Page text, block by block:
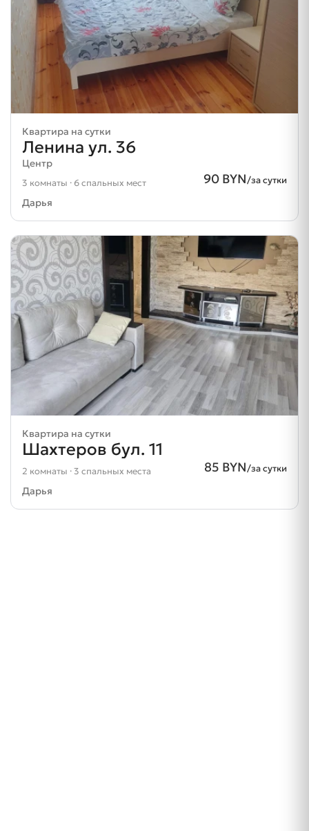
Квартира на сутки
Ленина ул. 36
Центр
90 BYN/за сутки
3 комнаты · 6 спальных мест
Дарья
Квартира на сутки
Шахтеров бул. 11
85 BYN/за сутки
2 комнаты · 3 спальных места
Дарья